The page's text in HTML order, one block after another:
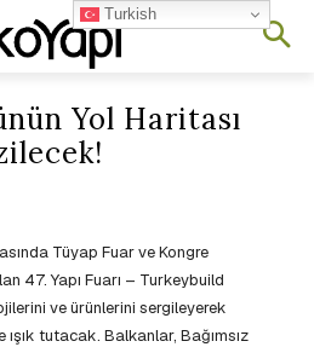
Yol Haritası
Tüyap Fuar ve Kongre
47. Yapı Fuarı – Turkeybuild
ve ürünlerini sergileyerek
tutacak. Balkanlar, Bağımsız
Turkish